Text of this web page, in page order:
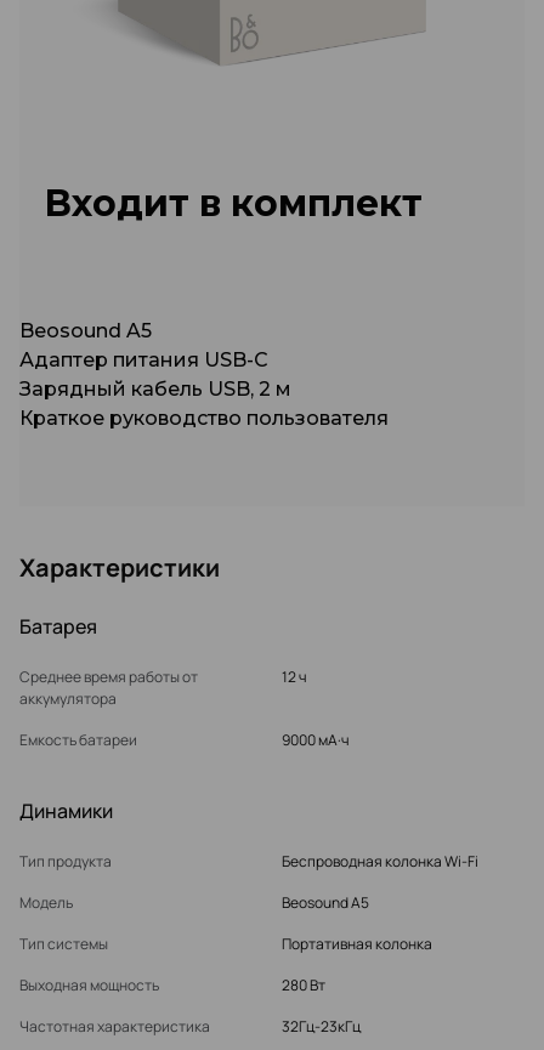
Входит в комплект
Beosound A5
Адаптер питания USB-C
Зарядный кабель USB, 2 м
Краткое руководство пользователя
Характеристики
Батарея
Среднее время работы от
аккумулятора
12 ч
Емкость батареи 9000 мА·ч
Динамики
Тип продукта
Беспроводная колонка Wi-Fi
Модель
Beosound A5
Тип системы
Портативная колонка
Выходная мощность
280 Вт
Частотная характеристика
32Гц-23кГц